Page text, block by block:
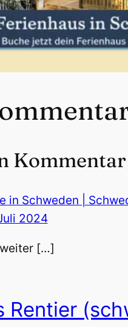
in Schweden |
2024
[…]
Rentier